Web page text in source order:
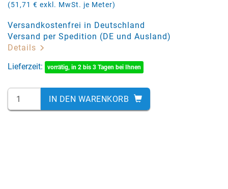
(51,71 € exkl. MwSt. je Meter)
Versandkostenfrei in Deutschland
Versand per Spedition (DE und Ausland)
Details
Lieferzeit:
vorrätig, in 2 bis 3 Tagen bei Ihnen
IN DEN WARENKORB